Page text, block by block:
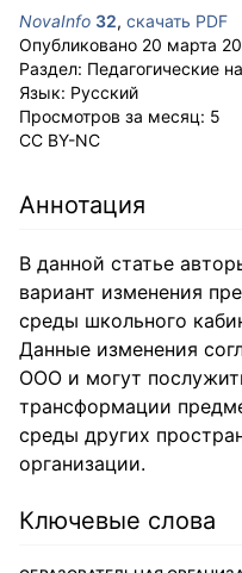
NovaInfo 32, скачать PDF
Опубликовано 20 марта
Раздел: Педагогические
Язык: Русский
Просмотров за месяц: 5
CC BY-NC
Аннотация
В данной статье
вариант изменения
среды школьного
Данные изменения
ООО и могут
трансформации
среды других
организации.
Ключевые слова